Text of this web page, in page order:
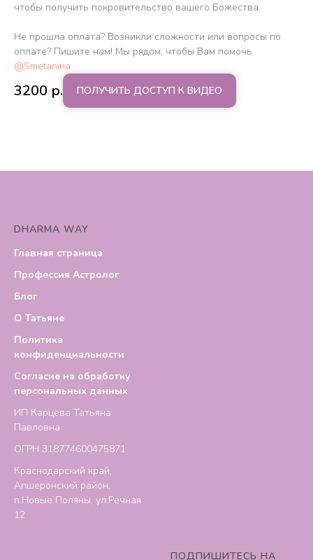
чтобы получить покровительство вашего Божества.
Не прошла оплата? Возникли сложности или вопросы по
оплате? Пишите нам! Мы рядом, чтобы Вам помочь
@Smetanina
3200 р. ПОЛУЧИТЬ ДОСТУП К ВИДЕО
DHARMA WAY
Главная страница
Профессия Астролог
Блог
О Татьяне
Политика
конфиденциальности
Согласие на обработку
персональных данных
ИП Карцева Татьяна
Павловна
ОГРН 318774600475871
Краснодарский край,
Апшеронский район,
п.Новые Поляны, ул.Речная
12
ПОДПИШИТЕСЬ НА